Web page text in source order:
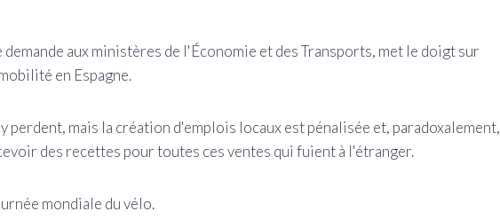
aux ministères de l'Économie et des Transports, met le doigt sur
en Espagne.
perdent, mais la création d'emplois locaux est pénalisée et, paradoxalement,
des recettes pour toutes ces ventes qui fuient à l'étranger.
mondiale du vélo.